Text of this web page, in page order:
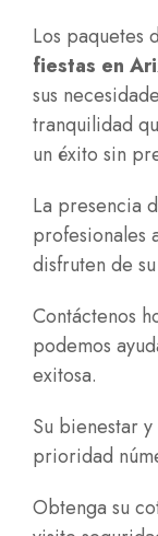
Los paquetes
fiestas en
sus
tranquilidad
un éxito sin
La presencia
profesionales
disfruten de
Contáctenos
podemos
exitosa.
Su bienestar
prioridad
Obtenga su